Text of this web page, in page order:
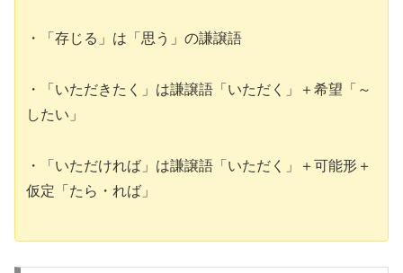
・「存じる」は「思う」の謙譲語
・「いただきたく」は謙譲語「いただく」＋希望「～
したい」
・「いただければ」は謙譲語「いただく」＋可能形＋
仮定「たら・れば」